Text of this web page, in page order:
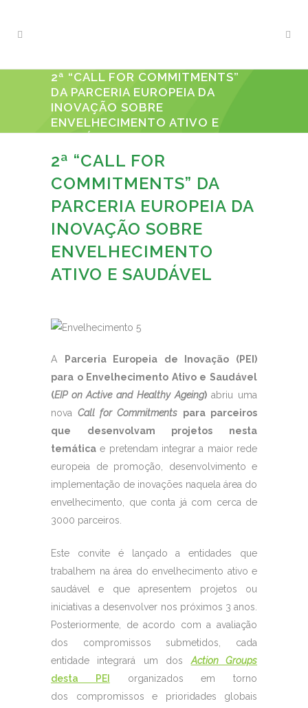
2ª “CALL FOR COMMITMENTS”
DA PARCERIA EUROPEIA DA
INOVAÇÃO SOBRE
ENVELHECIMENTO ATIVO E
2ª “CALL FOR
COMMITMENTS” DA
PARCERIA EUROPEIA DA
INOVAÇÃO SOBRE
ENVELHECIMENTO
ATIVO E SAUDÁVEL
A
Parceria Europeia de Inovação (PEI)
para o Envelhecimento Ativo e Saudável
(EIP on Active and Healthy Ageing)abriu uma
nova Call for Commitments para parceiros
que desenvolvam projetos nesta
temática e pretendam integrar a maior rede
europeia de promoção, desenvolvimento e
implementação de inovações naquela área do
envelhecimento, que conta já com cerca de
3000 parceiros.
Este convite é lançado a entidades que
trabalhem na área do envelhecimento ativo e
saudável e que apresentem projetos ou
iniciativas a desenvolver nos próximos 3 anos.
Posteriormente, de acordo com a avaliação
dos compromissos submetidos, cada
entidade integrará um dos Action Groups
desta PEI
organizados em torno
dos compromissos e prioridades globais